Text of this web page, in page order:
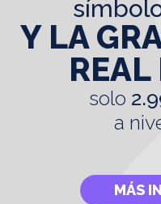
Y LA
solo
a
MÁS